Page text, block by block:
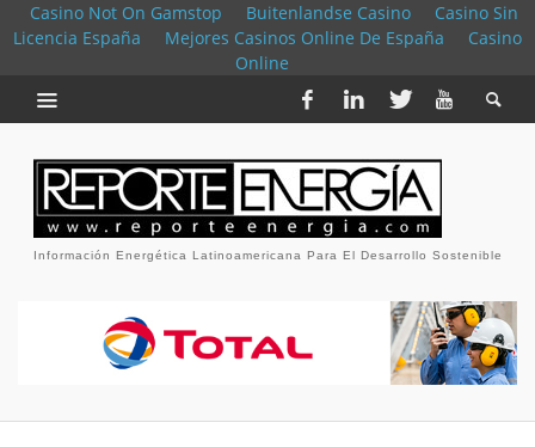
Casino Not On Gamstop Buitenlandse Casino
Casino Sin
Licencia España
Mejores Casinos Online De España
Casino
Online
Información Energética Latinoamericana Para El Desarrollo Sostenible